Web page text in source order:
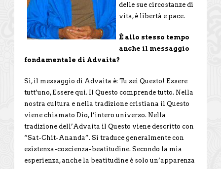
delle sue circostanze di
vita, è libertà e pace.
È allo stesso tempo
anche il messaggio
fondamentale di Advaita?
Sì, il messaggio di Advaita è: Tu sei Questo! Essere
tutt’uno, Essere qui. Il Questo comprende tutto. Nella
nostra cultura e nella tradizione cristiana il Questo
viene chiamato Dio, l’intero universo. Nella
tradizione dell’Advaita il Questo viene descritto con
“Sat-Chit-Ananda”. Si traduce generalmente con
esistenza-coscienza-beatitudine. Secondo la mia
esperienza, anche la beatitudine è solo un’apparenza